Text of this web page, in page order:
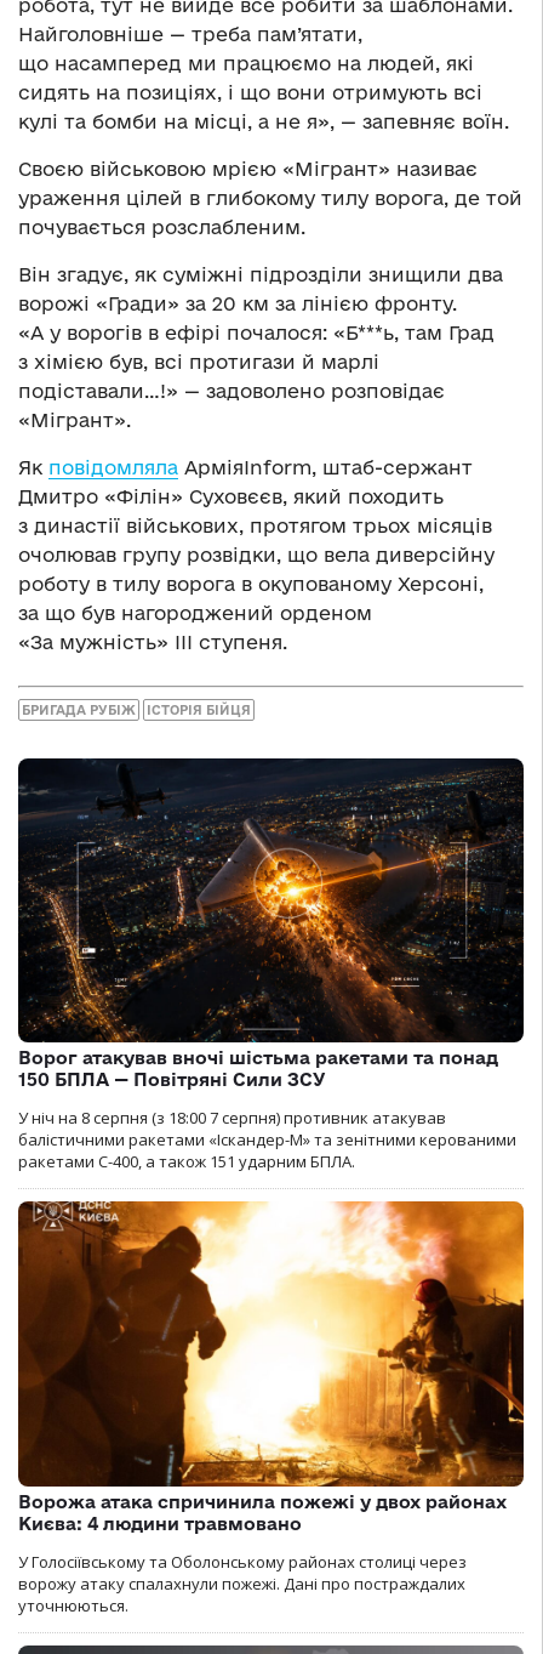
робота, тут не вийде все робити за шаблонами.
Найголовніше — треба пам’ятати,
що насамперед ми працюємо на людей, які
сидять на позиціях, і що вони отримують всі
кулі та бомби на місці, а не я», — запевняє воїн.
Своєю військовою мрією «Мігрант» називає
ураження цілей в глибокому тилу ворога, де той
почувається розслабленим.
Він згадує, як суміжні підрозділи знищили два
ворожі «Гради» за 20 км за лінією фронту.
«А у ворогів в ефірі почалося: «Б***ь, там Град
з хімією був, всі протигази й марлі
подіставали…!» — задоволено розповідає
«Мігрант».
Як повідомляла АрміяInform, штаб-сержант
Дмитро «Філін» Суховєєв, який походить
з династії військових, протягом трьох місяців
очолював групу розвідки, що вела диверсійну
роботу в тилу ворога в окупованому Херсоні,
за що був нагороджений орденом
«За мужність» ІІІ ступеня.
БРИГАДА РУБІЖ ІСТОРІЯ БІЙЦЯ
Ворог атакував вночі шістьма ракетами та понад
150 БПЛА — Повітряні Сили ЗСУ
У ніч на 8 серпня (з 18:00 7 серпня) противник атакував
балістичними ракетами «Іскандер-М» та зенітними керованими
ракетами С-400, а також 151 ударним БПЛА.
Ворожа атака спричинила пожежі у двох районах
Києва: 4 людини травмовано
У Голосіївському та Оболонському районах столиці через
ворожу атаку спалахнули пожежі. Дані про постраждалих
уточнюються.